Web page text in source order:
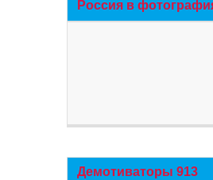
Россия в
Демотиваторы 913